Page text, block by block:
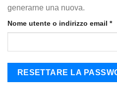
generarne una nuova.
Nome utente o indirizzo email *
RESETTARE LA